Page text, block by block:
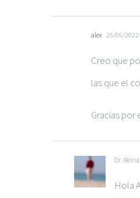
alex 25/05/2022
Creo que
las que el
Gracias por
Dr. Reina
Hola